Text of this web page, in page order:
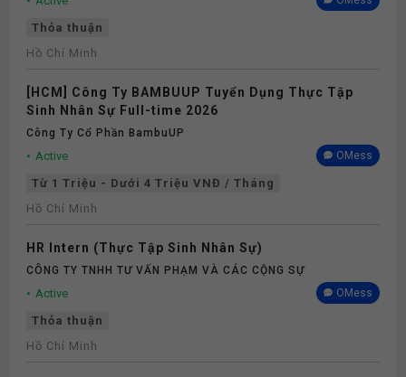
Thỏa thuận
Hồ Chí Minh
[HCM] Công Ty BAMBUUP Tuyển Dụng Thực Tập
Sinh Nhân Sự Full-time 2026
Công Ty Cổ Phần BambuUP
Active OMess
Từ 1 Triệu - Dưới 4 Triệu VNĐ / Tháng
Hồ Chí Minh
HR Intern (Thực Tập Sinh Nhân Sự)
CÔNG TY TNHH TƯ VẤN PHẠM VÀ CÁC CỘNG SỰ
Active OMess
Thỏa thuận
Hồ Chí Minh